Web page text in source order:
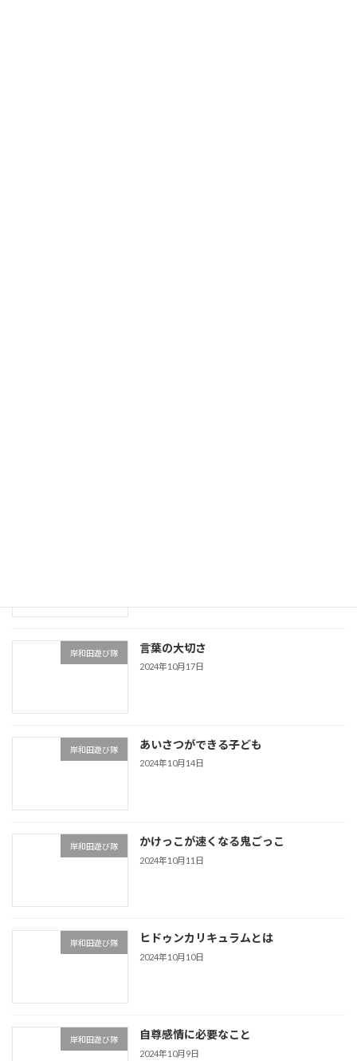
岸和田遊び隊 言葉の大切さ
2024年10月17日
岸和田遊び隊 あいさつができる子ども
2024年10月14日
岸和田遊び隊 かけっこが速くなる鬼ごっこ
2024年10月11日
岸和田遊び隊 ヒドゥンカリキュラムとは
2024年10月10日
岸和田遊び隊 自尊感情に必要なこと
2024年10月9日